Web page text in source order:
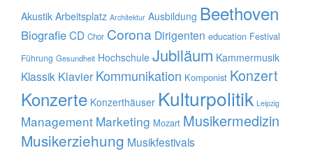
Akustik Arbeitsplatz Architektur Ausbildung Beethoven
BiografieCD Chor Corona Dirigenten education Festival
Führung Gesundheit Hochschule Jubiläum Kammermusik
Klassik Klavier Kommunikation Komponist Konzert
Konzerte Konzerthäuser Kulturpolitik Leipzig
Management Marketing Mozart Musikermedizin
Musikerziehung Musikfestivals